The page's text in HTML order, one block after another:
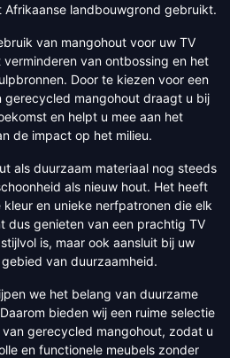
landbouwgrond gebruikt.
van mangohout voor uw TV
van ontbossing en het
Door te kiezen voor een
gerecycled mangohout draagt u bij
en helpt u mee aan het
de impact op het milieu.
als duurzaam materiaal nog steeds
als nieuw hout. Het heeft
en unieke nerfpatronen die elk
dus genieten van een prachtig TV
is, maar ook aansluit bij uw
van duurzaamheid.
we het belang van duurzame
bieden wij een ruime selectie
gerecycled mangohout, zodat u
en functionele meubels zonder